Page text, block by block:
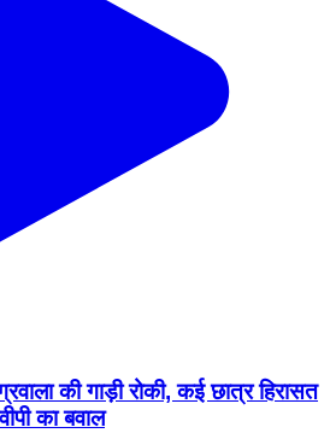
की गाड़ी रोकी, कई छात्र हिरासत
का बवाल